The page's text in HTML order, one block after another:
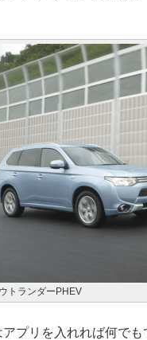
トランダーPHEV
プリを入れれば何でも